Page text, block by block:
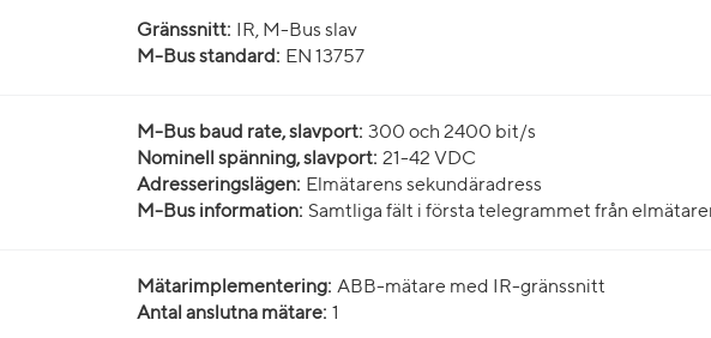
Gränssnitt:
IR, M-Bus slav
M-Bus standard: EN 13757
M-Bus baud rate, slavport: 300 och 2400 bit/s
Nominell spänning, slavport: 21-42 VDC
Adresseringslägen: Elmätarens sekundäradress
M-Bus information: Samtliga fält i första telegrammet från
Mätarimplementering: ABB-mätare med IR-gränssnitt
Antal anslutna mätare: 1